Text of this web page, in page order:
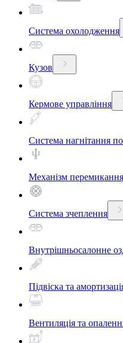
Система охолодження
Кузов
Кермове управління
Система нагнітання
Механізм
Система зчеплення
Внутрішньосалонне
Підвіска та
Вентиляція та